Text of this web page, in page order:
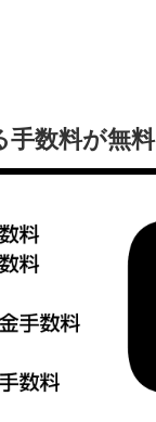
手数料が無料